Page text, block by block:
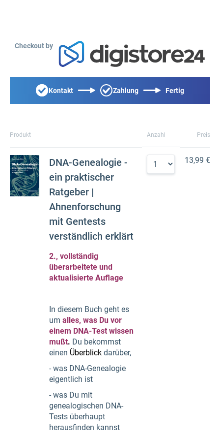
Checkout by
Kontakt Zahlung Fertig
Produkt Anzahl Preis
DNA-Genealogie -
ein praktischer
Ratgeber |
Ahnenforschung
mit Gentests
verständlich erklärt
2., vollständig
überarbeitete und
aktualisierte Auflage
In diesem Buch geht es
um alles, was Du vor
einem DNA-Test wissen
mußt. Du bekommst
einen Überblick darüber,
- was DNA-Genealogie
eigentlich ist
- was Du mit
genealogischen DNA-
Tests überhaupt
herausfinden kannst
13,99 €